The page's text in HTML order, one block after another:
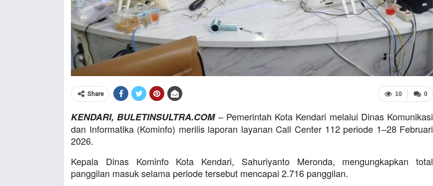
0
10
Share
KENDARI, BULETINSULTRA.COM– Pemerintah Kota Kendari melalui Dinas Komunikasi
dan Informatika (Kominfo) merilis laporan layanan Call Center 112 periode 1–28 Februari
2026.
Kepala Dinas Kominfo Kota Kendari, Sahuriyanto Meronda, mengungkapkan total
panggilan masuk selama periode tersebut mencapai 2.716 panggilan.